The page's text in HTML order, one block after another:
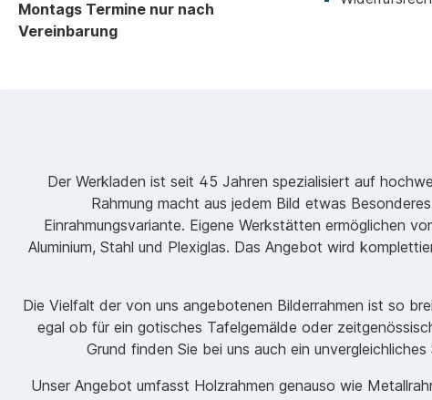
Montags Termine nur nach
Vereinbarung
Der Werkladen ist seit 45 Jahren spezialisiert auf
Rahmung macht aus jedem Bild etwas
Einrahmungsvariante. Eigene Werkstätten ermöglichen
Aluminium, Stahl und Plexiglas. Das Angebot wird
Die Vielfalt der von uns angebotenen Bilderrahmen ist so
egal ob für ein gotisches Tafelgemälde oder
Grund finden Sie bei uns auch ein
Unser Angebot umfasst Holzrahmen genauso wie